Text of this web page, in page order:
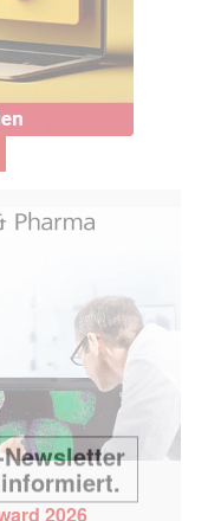
2026